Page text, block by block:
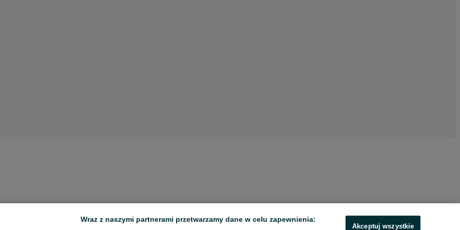
Wraz z naszymi partnerami przetwarzamy dane w celu zapewnienia:
Akceptuj wszystkie